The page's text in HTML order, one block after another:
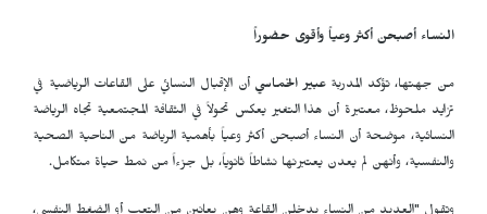
النساء أصبحن أكثر وعياً وأقوى حضوراً
من جهتها، تؤكد المدربةعبير الخماسي أن الإقبال النسائي على القاعات الرياضية في
تزايد ملحوظ، معتبرة أن هذا التغير يعكس تحولاً في الثقافة المجتمعية تجاه الرياضة
النسائية، موضحة أن النساء أصبحن أكثر وعياً بأهمية الرياضة من الناحية الصحية
والنفسية، وأنهن لم يعدن يعتبرنها نشاطاً ثانوياً، بل جزءاً من نمط حياة متكامل.